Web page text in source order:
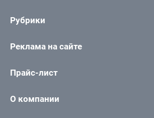
Рубрики
Реклама на сайте
Прайс-лист
О компании